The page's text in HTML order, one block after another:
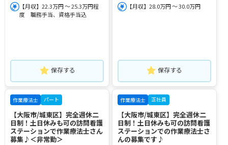
【月収】22.3万円 ～ 25.3万円程
度 職務手当、資格手当込
保存する
【月収】28.0万円 ～ 30.0万円
保存する
作業療法士 パート
【大阪市/城東区】完全週休二
日制！土日休みも可の訪問看護
ステーションで作業療法士さん
募集♪＜非常勤＞
作業療法士 正社員
【大阪市/城東区】完全週休二
日制！土日休みも可の訪問看護
ステーションでの作業療法士さ
んの募集です♪